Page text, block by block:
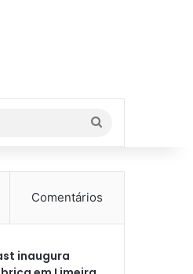
por
Comentários
inaugura